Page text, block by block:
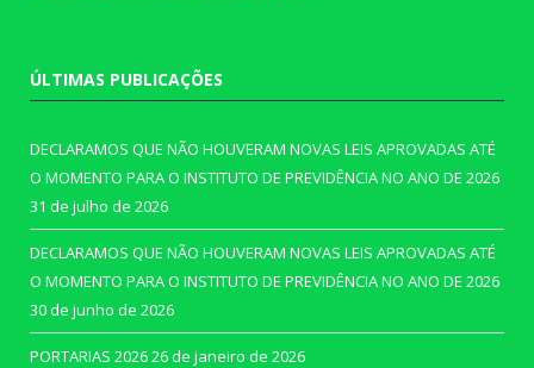
ÚLTIMAS PUBLICAÇÕES
DECLARAMOS QUE NÃO HOUVERAM NOVAS LEIS APROVADAS ATÉ
O MOMENTO PARA O INSTITUTO DE PREVIDÊNCIA NO ANO DE 2026
31 de julho de 2026
DECLARAMOS QUE NÃO HOUVERAM NOVAS LEIS APROVADAS ATÉ
O MOMENTO PARA O INSTITUTO DE PREVIDÊNCIA NO ANO DE 2026
30 de junho de 2026
PORTARIAS 202626 de janeiro de 2026